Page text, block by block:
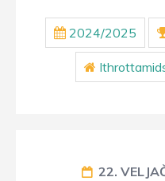
2024/2025
22.